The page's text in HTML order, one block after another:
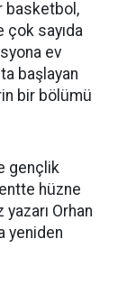
basketbol,
sayıda
ev
başlayan
bir bölümü
gençlik
hüzne
Orhan
yeniden